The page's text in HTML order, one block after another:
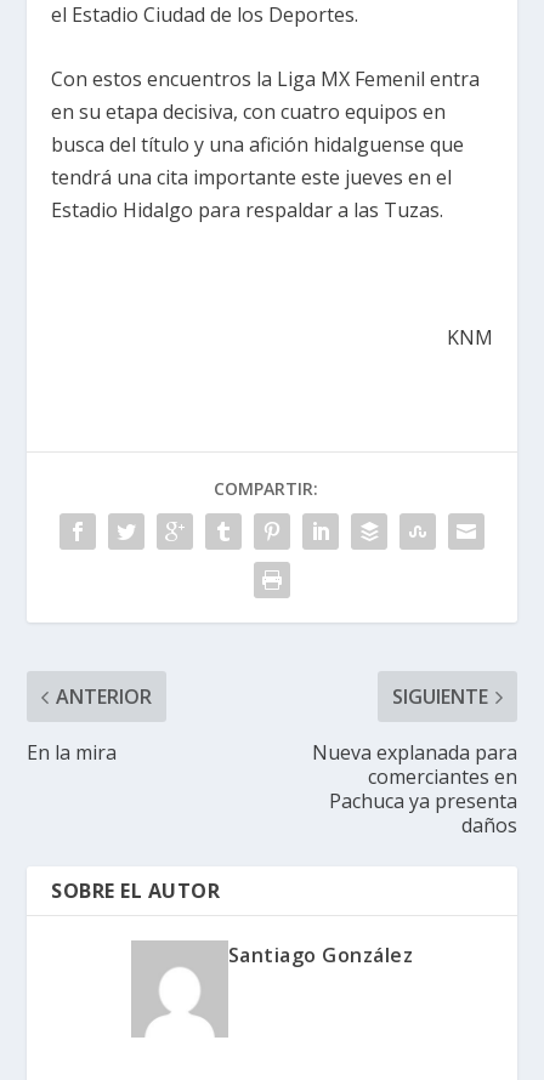
el Estadio Ciudad de los Deportes.
Con estos encuentros la Liga MX Femenil entra
en su etapa decisiva, con cuatro equipos en
busca del título y una afición hidalguense que
tendrá una cita importante este jueves en el
Estadio Hidalgo para respaldar a las Tuzas.
KNM
COMPARTIR:
ANTERIOR
En la mira
SIGUIENTE
Nueva explanada para
comerciantes en
Pachuca ya presenta
daños
SOBRE EL AUTOR
Santiago González